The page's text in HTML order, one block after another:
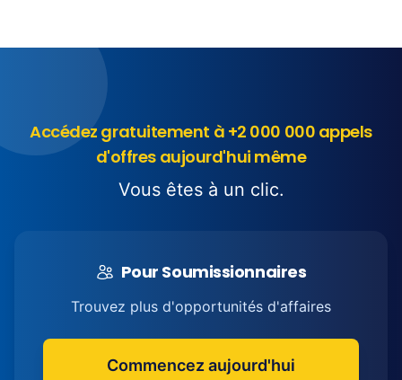
Accédez gratuitement à +2 000 000 appels
d'offres aujourd'hui même
Vous êtes à un clic.
Pour Soumissionnaires
Trouvez plus d'opportunités d'affaires
Commencez aujourd'hui